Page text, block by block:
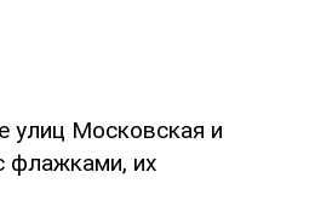
улиц Московская и
флажками, их